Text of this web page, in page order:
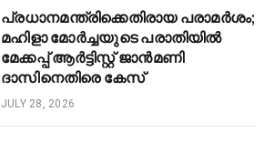
പ്രധാനമന്ത്രിക്കെതിരായ പരാമർശം;
മഹിളാ മോർച്ചയുടെ പരാതിയിൽ
മേക്കപ്പ് ആർട്ടിസ്റ്റ് ജാൻമണി
ദാസിനെതിരെ കേസ്
JULY 28, 2026